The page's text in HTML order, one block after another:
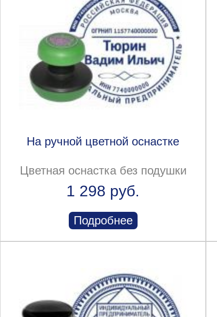
На ручной цветной оснастке
Цветная оснастка без подушки
1 298 руб.
Подробнее